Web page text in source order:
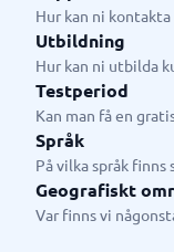
för att du ska
säker e-handel.
handel.
Hur kan ni
Utbildning
Hur kan ni utbilda
Testperiod
Kan man få en
Språk
På vilka språk finns
Geografiskt
Var finns vi